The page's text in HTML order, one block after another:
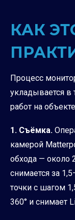
КАК
Процесс
укладывается в
работ на
1. Съёмка.
камерой
обхода — около
снимается за
точки с шагом
360° и снимает